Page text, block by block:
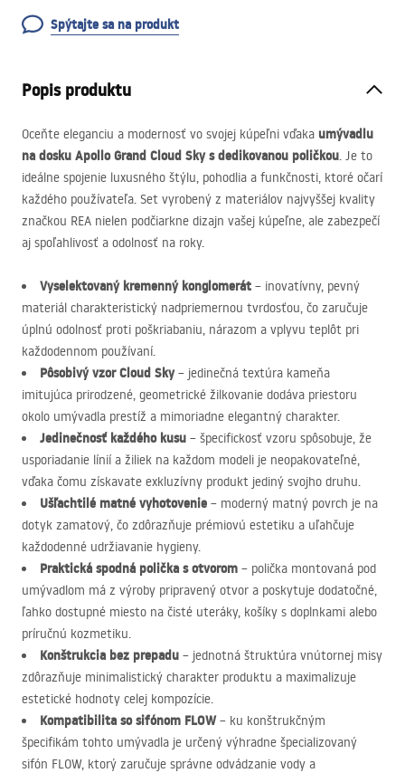
Spýtajte sa na produkt
Popis produktu
Oceňte eleganciu a modernosť vo svojej kúpeľni vďaka umývadlu
na dosku Apollo Grand Cloud Sky s dedikovanou poličkou. Je to
ideálne spojenie luxusného štýlu, pohodlia a funkčnosti, ktoré očarí
každého používateľa. Set vyrobený z materiálov najvyššej kvality
značkou REA nielen podčiarkne dizajn vašej kúpeľne, ale zabezpečí
aj spoľahlivosť a odolnosť na roky.
Vyselektovaný kremenný konglomerát – inovatívny, pevný
materiál charakteristický nadpriemernou tvrdosťou, čo zaručuje
úplnú odolnosť proti poškriabaniu, nárazom a vplyvu teplôt pri
každodennom používaní.
Pôsobivý vzor Cloud Sky– jedinečná textúra kameňa
imitujúca prirodzené, geometrické žilkovanie dodáva priestoru
okolo umývadla prestíž a mimoriadne elegantný charakter.
Jedinečnosť každého kusu – špecifickosť vzoru spôsobuje, že
usporiadanie línií a žiliek na každom modeli je neopakovateľné,
vďaka čomu získavate exkluzívny produkt jediný svojho druhu.
Ušľachtilé matné vyhotovenie – moderný matný povrch je na
dotyk zamatový, čo zdôrazňuje prémiovú estetiku a uľahčuje
každodenné udržiavanie hygieny.
Praktická spodná polička s otvorom – polička montovaná pod
umývadlom má z výroby pripravený otvor a poskytuje dodatočné,
ľahko dostupné miesto na čisté uteráky, košíky s doplnkami alebo
príručnú kozmetiku.
Konštrukcia bez prepadu – jednotná štruktúra vnútornej misy
zdôrazňuje minimalistický charakter produktu a maximalizuje
estetické hodnoty celej kompozície.
Kompatibilita so sifónom FLOW– ku konštrukčným
špecifikám tohto umývadla je určený výhradne špecializovaný
sifón FLOW, ktorý zaručuje správne odvádzanie vody a